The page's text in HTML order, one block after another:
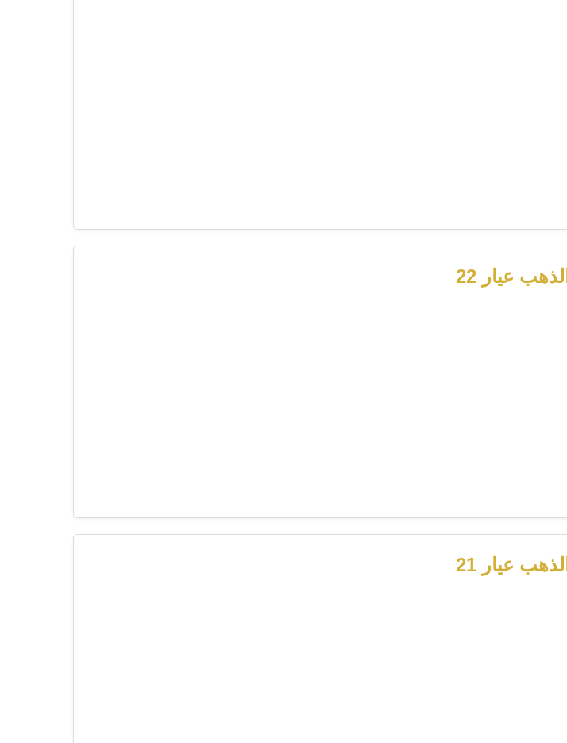
عيار 22
عيار 21